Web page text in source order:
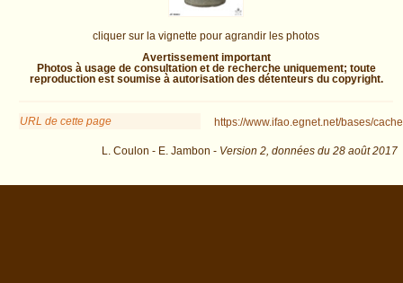
cliquer sur la vignette pour agrandir les photos
Avertissement important
Photos à usage de consultation et de recherche uniquement; toute
reproduction est soumise à autorisation des détenteurs du copyright.
URL de cette page https://www.ifao.egnet.net/bases/
L. Coulon - E. Jambon - Version 2, données du 28 août 2017